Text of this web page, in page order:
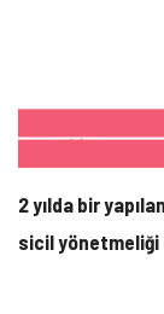
2 yılda bir
sicil yönetmeliği